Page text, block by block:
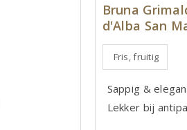
Bruna
d'Alba San
Fris, fruitig
Sappig &
Lekker bij